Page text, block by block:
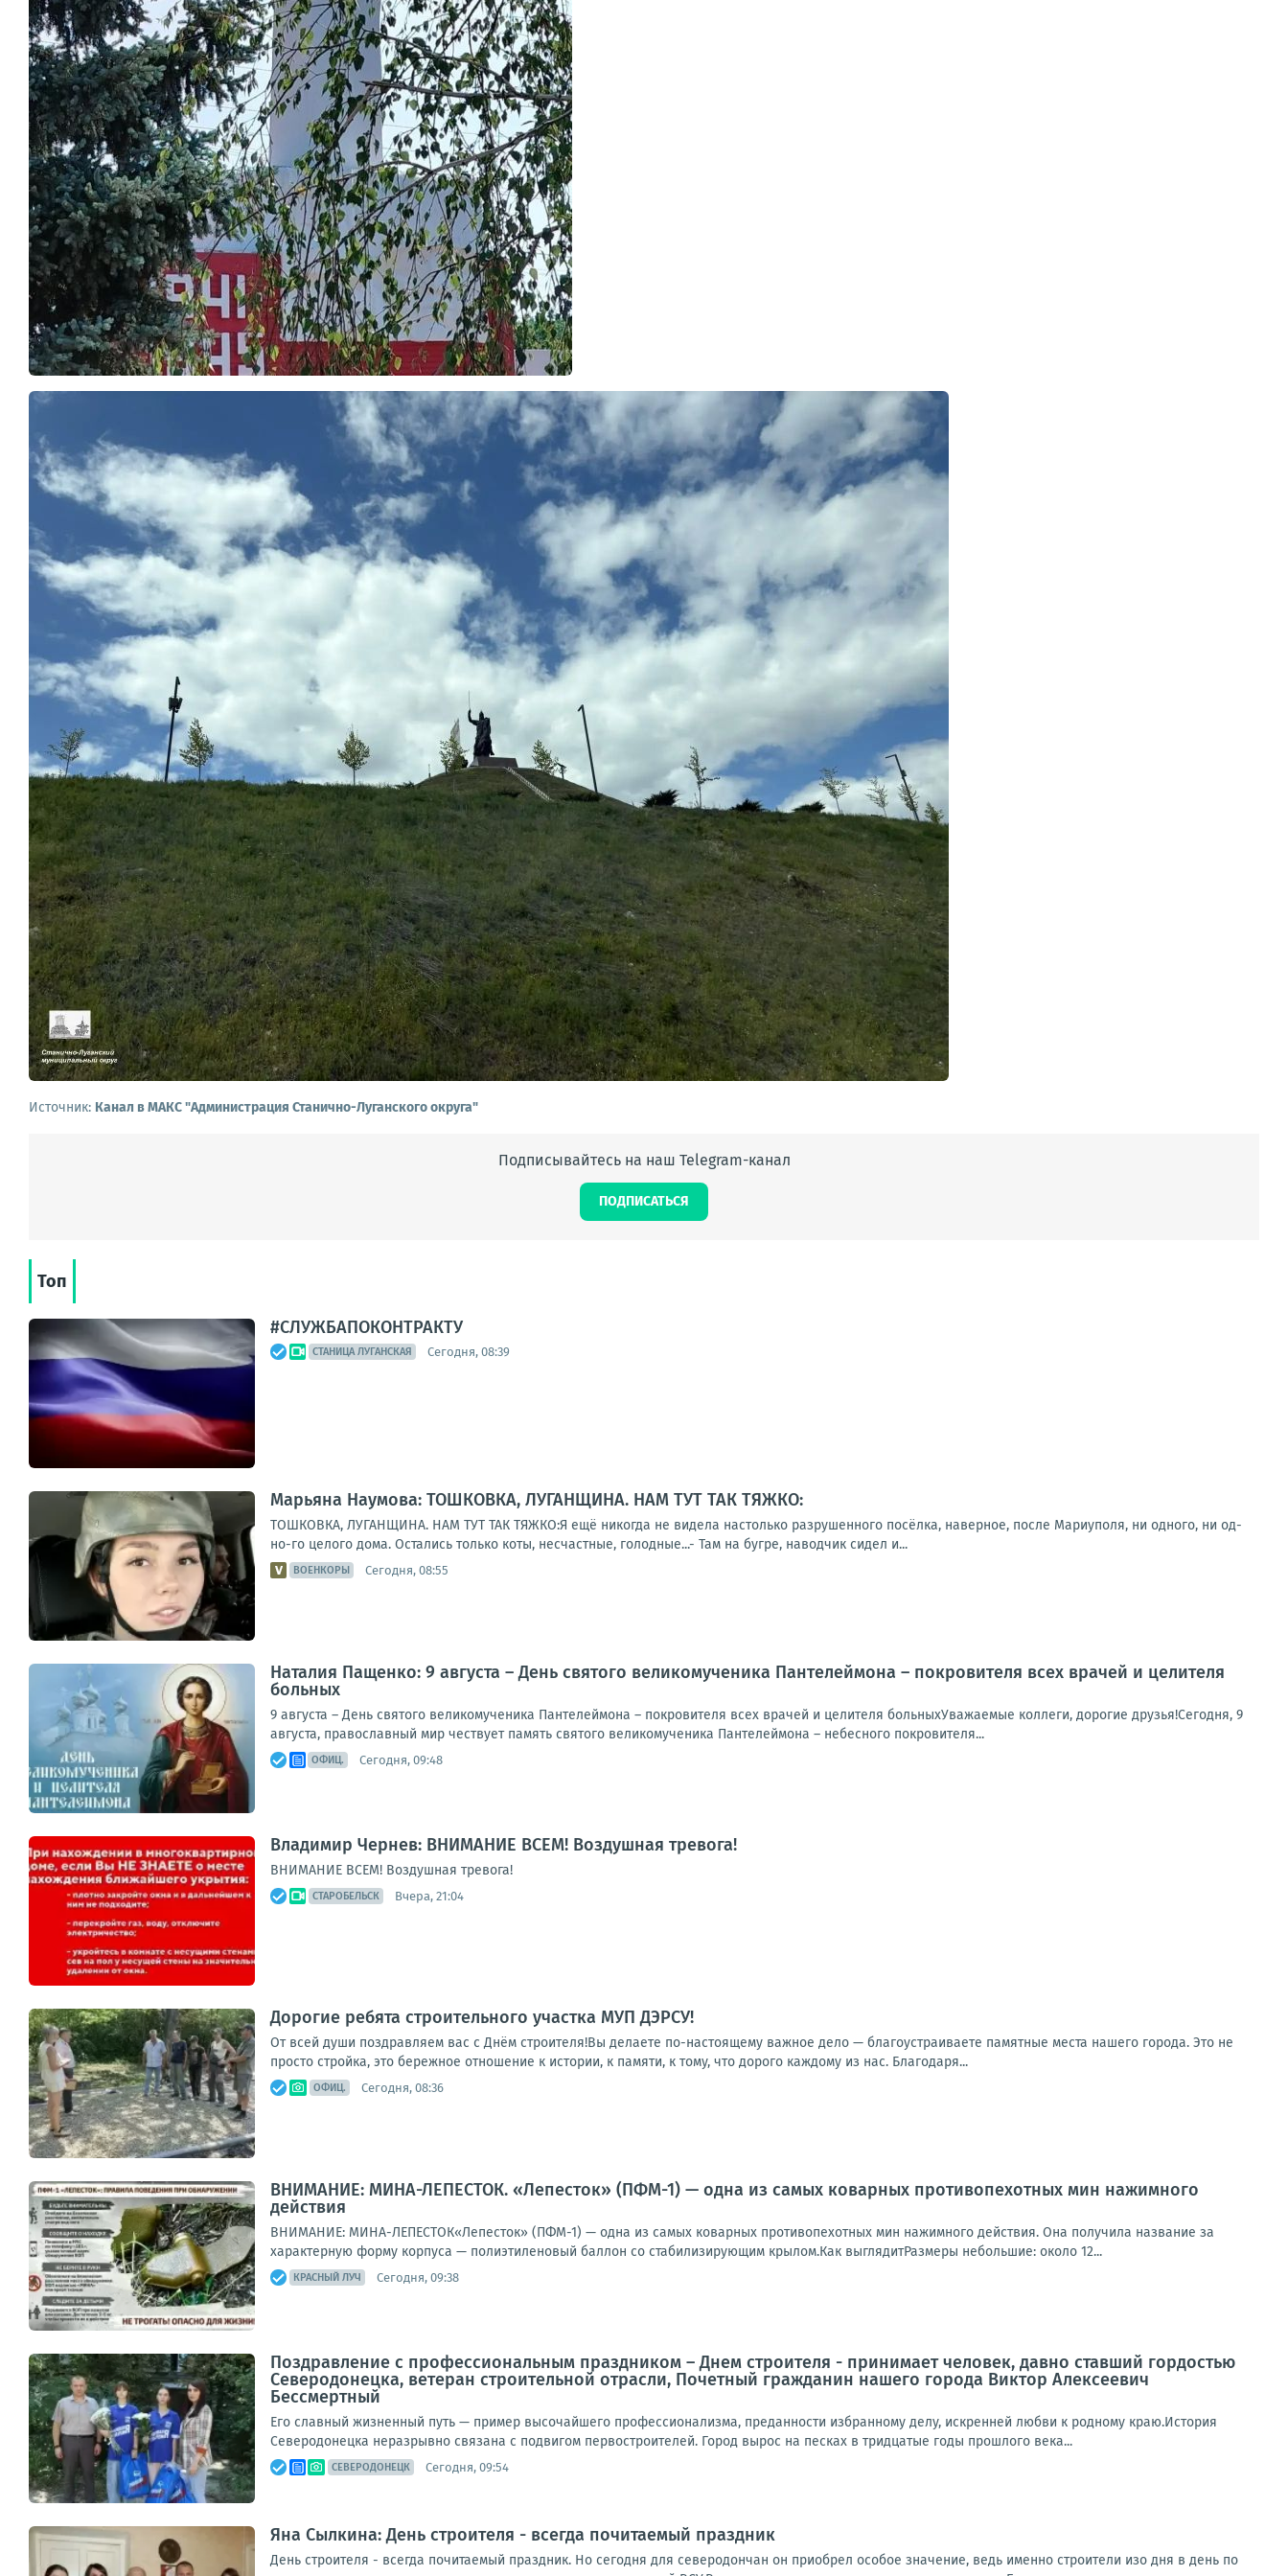
Источник: Канал в МАКС "Администрация Станично-Луганского округа"
Подписывайтесь на наш Telegram-канал
ПОДПИСАТЬСЯ
Топ
#СЛУЖБАПОКОНТРАКТУ
СТАНИЦА ЛУГАНСКАЯ Сегодня, 08:39
Марьяна Наумова: ТОШКОВКА, ЛУГАНЩИНА. НАМ ТУТ ТАК ТЯЖКО:
ТОШКОВКА, ЛУГАНЩИНА. НАМ ТУТ ТАК ТЯЖКО:Я ещё никогда не видела настолько разрушенного посёлка, наверное, после Мариуполя, ни одного, ни од-
но-го целого дома. Остались только коты, несчастные, голодные...- Там на бугре, наводчик сидел и...
ВОЕНКОРЫ Сегодня, 08:55
Наталия Пащенко: 9 августа – День святого великомученика Пантелеймона – покровителя всех врачей и целителя
больных
9 августа – День святого великомученика Пантелеймона – покровителя всех врачей и целителя больныхУважаемые коллеги, дорогие друзья!Сегодня, 9
августа, православный мир чествует память святого великомученика Пантелеймона – небесного покровителя...
ОФИЦ. Сегодня, 09:48
Владимир Чернев: ВНИМАНИЕ ВСЕМ! Воздушная тревога!
ВНИМАНИЕ ВСЕМ! Воздушная тревога!
СТАРОБЕЛЬСК Вчера, 21:04
Дорогие ребята строительного участка МУП ДЭРСУ!
От всей души поздравляем вас с Днём строителя!Вы делаете по-настоящему важное дело — благоустраиваете памятные места нашего города. Это не
просто стройка, это бережное отношение к истории, к памяти, к тому, что дорого каждому из нас. Благодаря...
ОФИЦ. Сегодня, 08:36
ВНИМАНИЕ: МИНА-ЛЕПЕСТОК. «Лепесток» (ПФМ-1) — одна из самых коварных противопехотных мин нажимного
действия
ВНИМАНИЕ: МИНА-ЛЕПЕСТОК«Лепесток» (ПФМ-1) — одна из самых коварных противопехотных мин нажимного действия. Она получила название за
характерную форму корпуса — полиэтиленовый баллон со стабилизирующим крылом.Как выглядитРазмеры небольшие: около 12...
КРАСНЫЙ ЛУЧ Сегодня, 09:38
Поздравление с профессиональным праздником – Днем строителя - принимает человек, давно ставший гордостью
Северодонецка, ветеран строительной отрасли, Почетный гражданин нашего города Виктор Алексеевич
Бессмертный
Его славный жизненный путь — пример высочайшего профессионализма, преданности избранному делу, искренней любви к родному краю.История
Северодонецка неразрывно связана с подвигом первостроителей. Город вырос на песках в тридцатые годы прошлого века...
СЕВЕРОДОНЕЦК Сегодня, 09:54
Яна Сылкина: День строителя - всегда почитаемый праздник
День строителя - всегда почитаемый праздник. Но сегодня для северодончан он приобрел особое значение, ведь именно строители изо дня в день по